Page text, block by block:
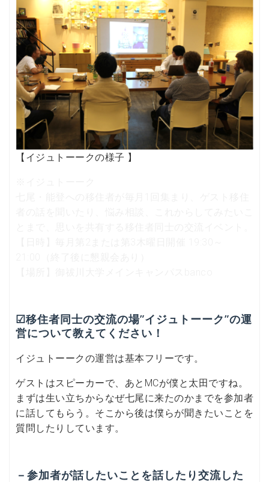
【イジュトーークの様子 】
☑移住者同士の交流の場”イジュトーーク”の運
営について教えてください！
イジュトーークの運営は基本フリーです。
ゲストはスピーカーで、あとMCが僕と太田ですね。
まずは生い立ちからなぜ七尾に来たのかまでを参加者
に話してもらう。そこから後は僕らが聞きたいことを
質問したりしています。
－参加者が話したいことを話したり交流した